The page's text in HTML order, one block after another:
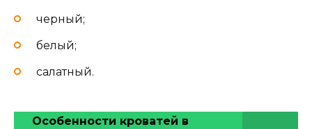
черный;
белый;
салатный.
Особенности кроватей в